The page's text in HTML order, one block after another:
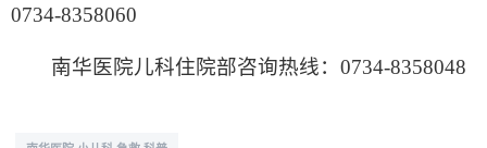
0734-8358060
南华医院儿科住院部咨询热线：0734-8358048